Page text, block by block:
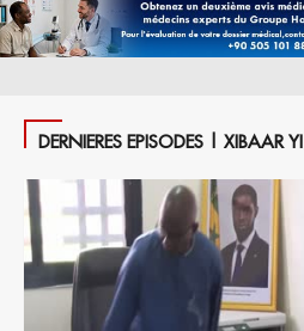
DERNIERES EPISODES | XIBAAR YI